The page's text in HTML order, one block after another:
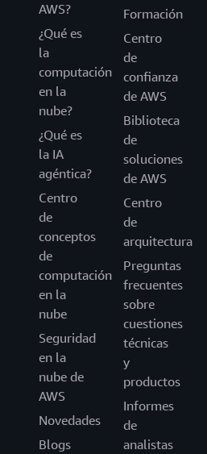
AWS?
¿Qué es
la
computación
en la
nube?
¿Qué es
la IA
agéntica?
Centro
de
conceptos
de
computación
en la
nube
Seguridad
en la
nube de
AWS
Novedades
Blogs
Formación
Centro
de
confianza
de AWS
Biblioteca
de
soluciones
de AWS
Centro
de
arquitectura
Preguntas
frecuentes
sobre
cuestiones
técnicas
y
productos
Informes
de
analistas